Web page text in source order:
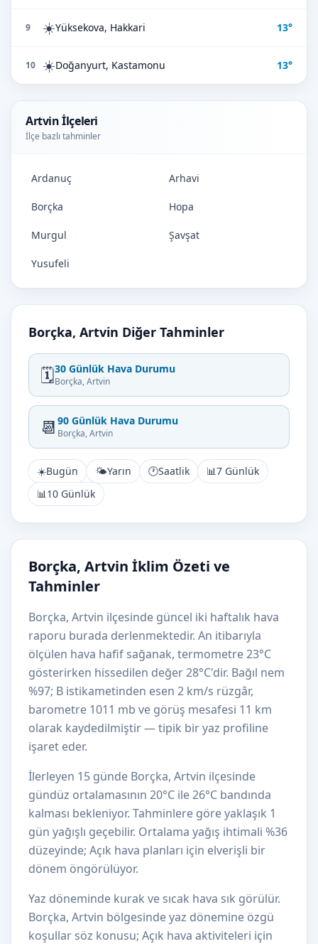
9 ☀️Yüksekova, Hakkari 13°
10 ☀️Doğanyurt, Kastamonu 13°
Artvin İlçeleri
İlçe bazlı tahminler
Ardanuç Arhavi
Borçka Hopa
Murgul Şavşat
Yusufeli
Borçka, Artvin Diğer Tahminler
🗓️30 Günlük Hava Durumu
Borçka, Artvin
📆 90 Günlük Hava Durumu
Borçka, Artvin
☀️Bugün 🌤️Yarın 🕐Saatlik 📊7 Günlük
📊10 Günlük
Borçka, Artvin İklim Özeti ve
Tahminler
Borçka, Artvin ilçesinde güncel iki haftalık hava
raporu burada derlenmektedir. An itibarıyla
ölçülen hava hafif sağanak, termometre 23°C
gösterirken hissedilen değer 28°C'dir. Bağıl nem
%97; B istikametinden esen 2 km/s rüzgâr,
barometre 1011 mb ve görüş mesafesi 11 km
olarak kaydedilmiştir — tipik bir yaz profiline
işaret eder.
İlerleyen 15 günde Borçka, Artvin ilçesinde
gündüz ortalamasının 20°C ile 26°C bandında
kalması bekleniyor. Tahminlere göre yaklaşık 1
gün yağışlı geçebilir. Ortalama yağış ihtimali %36
düzeyinde; Açık hava planları için elverişli bir
dönem öngörülüyor.
Yaz döneminde kurak ve sıcak hava sık görülür.
Borçka, Artvin bölgesinde yaz dönemine özgü
koşullar söz konusu; Açık hava aktiviteleri için